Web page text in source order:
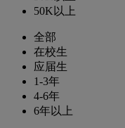
50K以上
全部
在校生
应届生
1-3年
4-6年
6年以上